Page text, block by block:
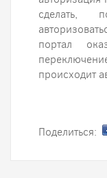
сделать,
портал
происходит
Поделиться: